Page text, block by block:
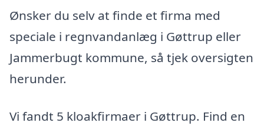
Ønsker du selv at finde et firma med
speciale i regnvandanlæg i Gøttrup eller
Jammerbugt kommune, så tjek oversigten
herunder.
Vi fandt 5 kloakfirmaer i Gøttrup. Find en